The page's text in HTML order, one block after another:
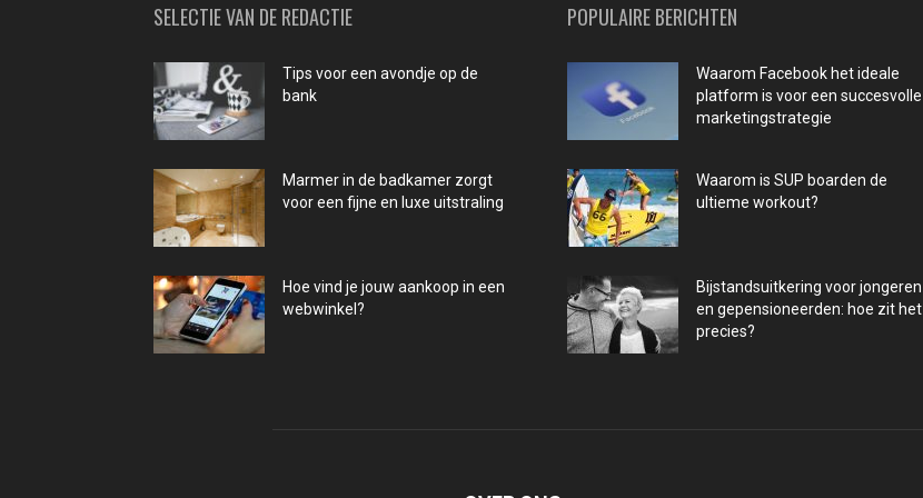
SELECTIE VAN DE REDACTIE
Tips voor een avondje op de
bank
Marmer in de badkamer zorgt
voor een fijne en luxe uitstraling
Hoe vind je jouw aankoop in een
webwinkel?
POPULAIRE BERICHTEN
Waarom Facebook het ideale
platform is voor een succesvolle
marketingstrategie
Waarom is SUP boarden de
ultieme workout?
Bijstandsuitkering voor jongeren
en gepensioneerden: hoe zit het
precies?